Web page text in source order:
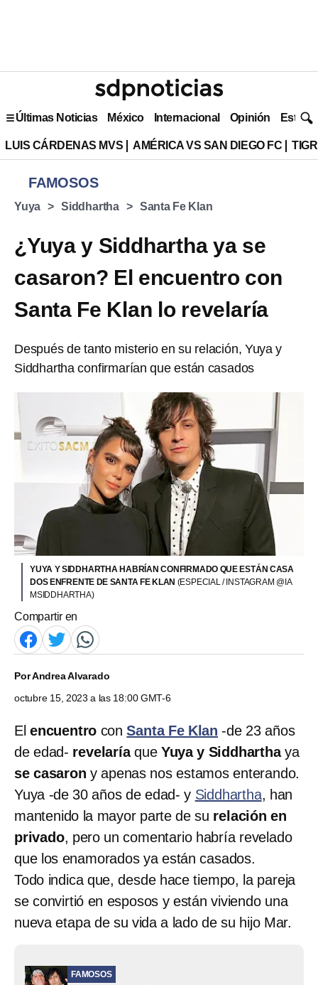
Últimas Noticias México Internacional Opinión Estilo
LUIS CÁRDENAS MVS AMÉRICA VS SAN DIEGO FC
FAMOSOS
Yuya Siddhartha Santa Fe Klan
¿Yuya y Siddhartha ya se
casaron? El encuentro con
Santa Fe Klan lo revelaría
Después de tanto misterio en su relación, Yuya y
Siddhartha confirmarían que están casados
YUYA Y SIDDHARTHA HABRÍAN CONFIRMADO QUE ESTÁN CASA
DOS ENFRENTE DE SANTA FE KLAN (ESPECIAL / INSTAGRAM @IA
MSIDDHARTHA)
Compartir en
PorAndrea Alvarado
octubre 15, 2023 a las 18:00 GMT-6
El encuentro conSanta Fe Klan -de 23 años
de edad- revelaríaqueYuya y Siddharthaya
se casaron y apenas nos estamos enterando.
Yuya -de 30 años de edad- y Siddhartha, han
mantenido la mayor parte de su relación en
privado, pero un comentario habría revelado
que los enamorados ya están casados.
Todo indica que, desde hace tiempo, la pareja
se convirtió en esposos y están viviendo una
nueva etapa de su vida a lado de su hijo Mar.
FAMOSOS